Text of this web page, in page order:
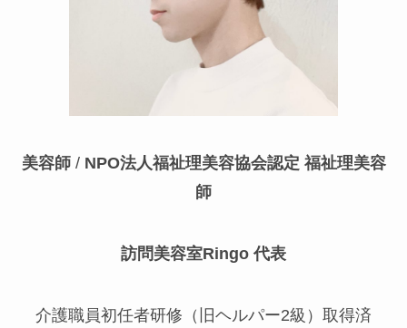
美容師 / NPO法人福祉理美容協会認定 福祉理美容
師
訪問美容室Ringo 代表
介護職員初任者研修（旧ヘルパー2級）取得済